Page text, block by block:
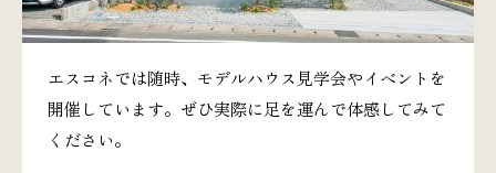
エスコネでは随時、モデルハウス見学会やイベントを
開催しています。ぜひ実際に足を運んで体感してみて
ください。